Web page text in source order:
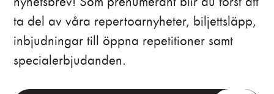
ta del av våra repertoarnyheter, biljettsläpp,
inbjudningar till öppna repetitioner samt
specialerbjudanden.